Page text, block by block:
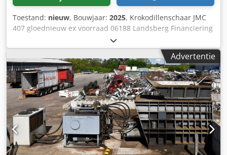
Toestand: nieuw, Bouwjaar: 2025, Krokodillenschaar JMC
407 gloednieuw ex voorraad 06188 Landsberg Financiering
en huur mogelijk. Wij zijn op zoek naar gebruikte
alligatorscharen. De McIntyre 407 Alligatorschaar is een
non-ferroschaar die zowel betaalbaar als efficiënt is. Het
heeft een 407mm 16″ bladlengte en genoeg kracht en
snelheid om een verscheidenheid aan snijtaken aan te
kunnen. Deze veelzijdige alligatorschaar werd
oorspronkelijk gebouwd voor gebruik op schrootwerven,
dus hij is sterk genoeg om zware werkomstandigheden te
weerstaan. Vandaag is het onze populairste schaar, met
duizenden in dagelijks gebruik over de hele wereld. De
McIntyre 407 schrootschaar voor non-ferrometalen is
Advertentie